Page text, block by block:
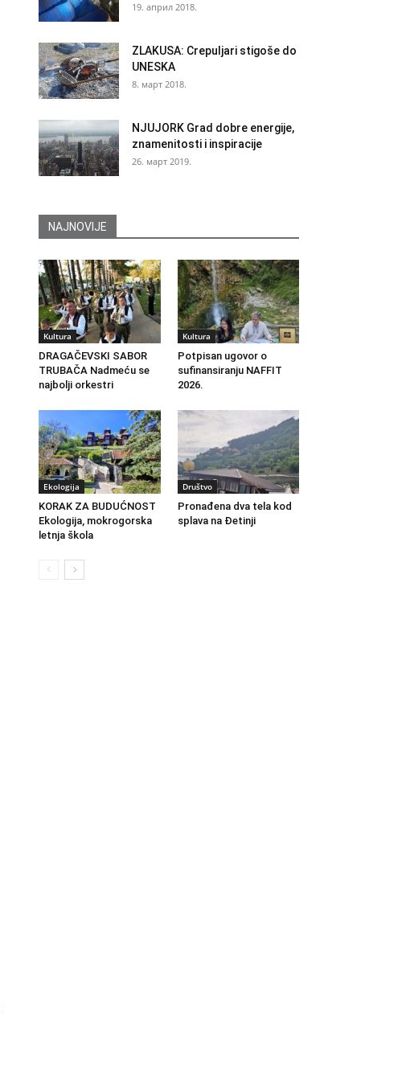
19. април 2018.
ZLAKUSA: Crepuljari stigoše do
UNESKA
8. март 2018.
NJUJORK Grad dobre energije,
znamenitosti i inspiracije
26. март 2019.
NAJNOVIJE
Kultura
DRAGAČEVSKI SABOR
TRUBAČA Nadmeću se
najbolji orkestri
Kultura
Potpisan ugovor o
sufinansiranju NAFFIT
2026.
Ekologija
KORAK ZA BUDUĆNOST
Ekologija, mokrogorska
letnja škola
Društvo
Pronađena dva tela kod
splava na Đetinji